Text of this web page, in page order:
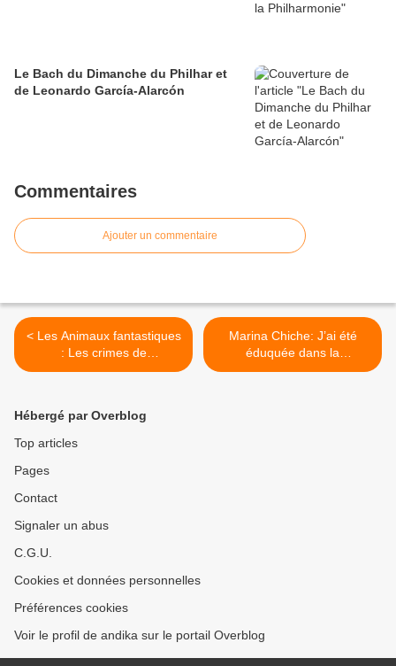
Le Bach du Dimanche du Philhar et
de Leonardo García-Alarcón
Commentaires
Ajouter un commentaire
< Les Animaux fantastiques
: Les crimes de
Grindelwald: Un vrai film
Marina Chiche: J’ai été
éduquée dans la
transversalité >
Hébergé par Overblog
Top articles
Pages
Contact
Signaler un abus
C.G.U.
Cookies et données personnelles
Préférences cookies
Voir le profil de andika sur le portail Overblog